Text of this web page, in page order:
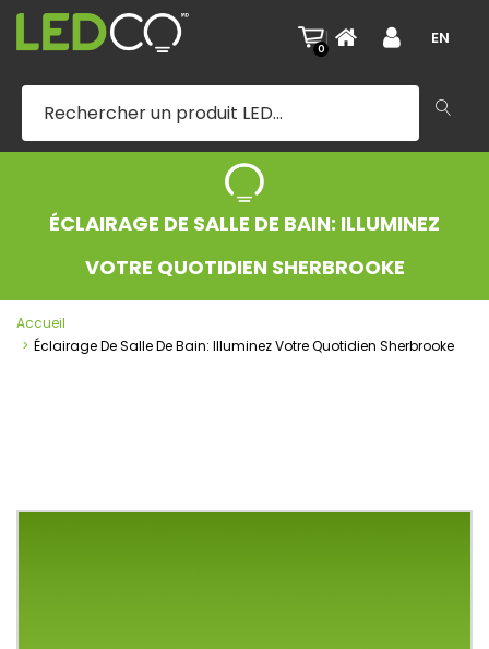
0
| EN
ÉCLAIRAGE DE SALLE DE BAIN: ILLUMINEZ
VOTRE QUOTIDIEN SHERBROOKE
Accueil
Éclairage De Salle De Bain: Illuminez Votre Quotidien Sherbrooke